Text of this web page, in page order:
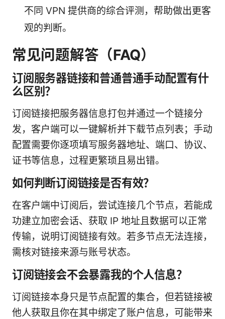
不同 VPN 提供商的综合评测，帮助做出更客
观的判断。
常见问题解答（FAQ）
订阅服务器链接和普通普通手动配置有什
么区别？
订阅链接把服务器信息打包并通过一个链接分
发，客户端可以一键解析并下载节点列表；手动
配置需要你逐项填写服务器地址、端口、协议、
证书等信息，过程更繁琐且易出错。
如何判断订阅链接是否有效？
在客户端中订阅后，尝试连接几个节点，若能成
功建立加密会话、获取 IP 地址且数据可以正常
传输，说明订阅链接有效。若多节点无法连接，
需核对链接来源与账号状态。
订阅链接会不会暴露我的个人信息？
订阅链接本身只是节点配置的集合，但若链接被
他人获取且你在其中绑定了账户信息，可能带来